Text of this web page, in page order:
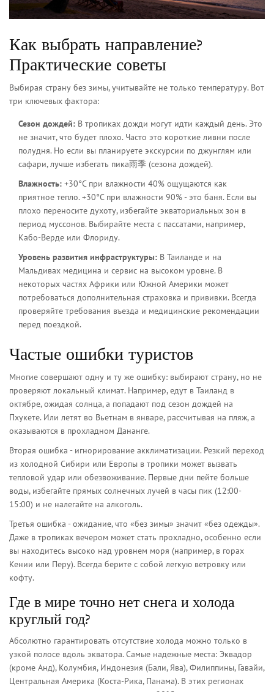
Как выбрать направление?
Практические советы
Выбирая страну без зимы, учитывайте не только температуру. Вот
три ключевых фактора:
Сезон дождей: В тропиках дожди могут идти каждый день. Это
не значит, что будет плохо. Часто это короткие ливни после
полудня. Но если вы планируете экскурсии по джунглям или
сафари, лучше избегать пика雨季 (сезона дождей).
Влажность: +30°C при влажности 40% ощущаются как
приятное тепло. +30°C при влажности 90% - это баня. Если вы
плохо переносите духоту, избегайте экваториальных зон в
период муссонов. Выбирайте места с пассатами, например,
Кабо-Верде или Флориду.
Уровень развития инфраструктуры: В Таиланде и на
Мальдивах медицина и сервис на высоком уровне. В
некоторых частях Африки или Южной Америки может
потребоваться дополнительная страховка и прививки. Всегда
проверяйте требования въезда и медицинские рекомендации
перед поездкой.
Частые ошибки туристов
Многие совершают одну и ту же ошибку: выбирают страну, но не
проверяют локальный климат. Например, едут в Таиланд в
октябре, ожидая солнца, а попадают под сезон дождей на
Пхукете. Или летят во Вьетнам в январе, рассчитывая на пляж, а
оказываются в прохладном Дананге.
Вторая ошибка - игнорирование акклиматизации. Резкий переход
из холодной Сибири или Европы в тропики может вызвать
тепловой удар или обезвоживание. Первые дни пейте больше
воды, избегайте прямых солнечных лучей в часы пик (12:00-
15:00) и не налегайте на алкоголь.
Третья ошибка - ожидание, что «без зимы» значит «без одежды».
Даже в тропиках вечером может стать прохладно, особенно если
вы находитесь высоко над уровнем моря (например, в горах
Кении или Перу). Всегда берите с собой легкую ветровку или
кофту.
Где в мире точно нет снега и холода
круглый год?
Абсолютно гарантировать отсутствие холода можно только в
узкой полосе вдоль экватора. Самые надежные места: Эквадор
(кроме Анд), Колумбия, Индонезия (Бали, Ява), Филиппины, Гавайи,
Центральная Америка (Коста-Рика, Панама). В этих регионах